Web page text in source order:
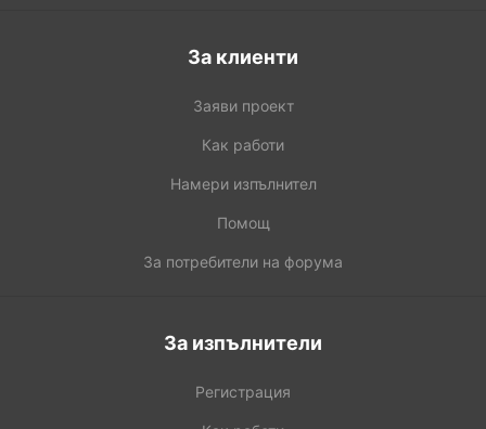
За клиенти
Заяви проект
Как работи
Намери изпълнител
Помощ
За потребители на форума
За изпълнители
Регистрация